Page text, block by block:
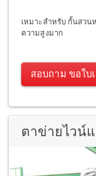
เหมาะสำหรับ กั้นสวน
ความสูงมาก
สอบถาม ขอใบ
ตาข่ายไวน์